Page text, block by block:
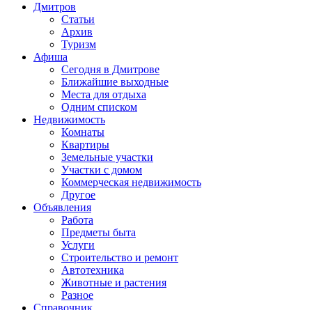
Дмитров
Статьи
Архив
Туризм
Афиша
Сегодня в Дмитрове
Ближайшие выходные
Места для отдыха
Одним списком
Недвижимость
Комнаты
Квартиры
Земельные участки
Участки с домом
Коммерческая недвижимость
Другое
Объявления
Работа
Предметы быта
Услуги
Строительство и ремонт
Автотехника
Животные и растения
Разное